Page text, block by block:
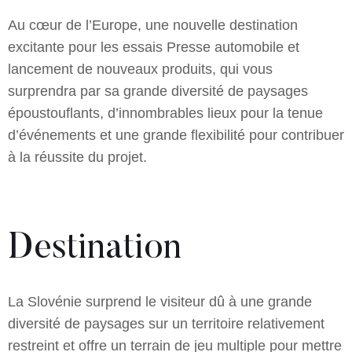
Au cœur de l’Europe, une nouvelle destination
excitante pour les essais Presse automobile et
lancement de nouveaux produits, qui vous
surprendra par sa grande diversité de paysages
époustouflants, d’innombrables lieux pour la tenue
d’événements et une grande flexibilité pour contribuer
à la réussite du projet.
Destination
La Slovénie surprend le visiteur dû à une grande
diversité de paysages sur un territoire relativement
restreint et offre un terrain de jeu multiple pour mettre